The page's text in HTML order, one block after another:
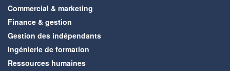
Commercial & marketing
Finance & gestion
Gestion des indépendants
Ingénierie de formation
Ressources humaines